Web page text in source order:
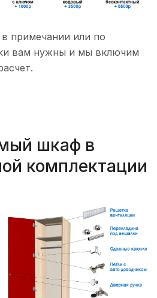
примечании или по
вам нужны и мы включим
шкаф в
комплектации